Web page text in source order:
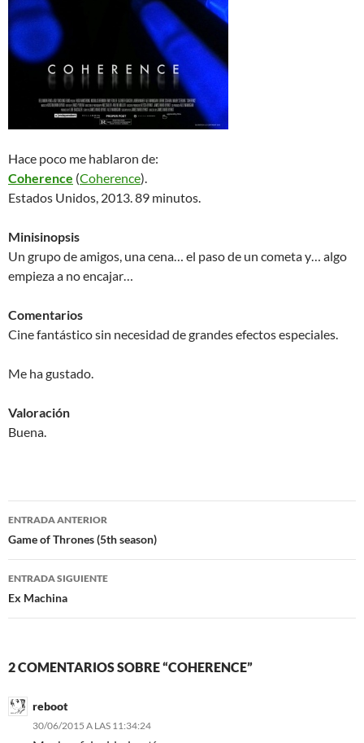
Hace poco me hablaron de:
Coherence (Coherence).
Estados Unidos, 2013. 89 minutos.
Minisinopsis
Un grupo de amigos, una cena… el paso de un cometa y… algo
empieza a no encajar…
Comentarios
Cine fantástico sin necesidad de grandes efectos especiales.
Me ha gustado.
Valoración
Buena.
Navegación
de
entradas
ENTRADA ANTERIOR
Game of Thrones (5th season)
ENTRADA SIGUIENTE
Ex Machina
2 COMENTARIOS SOBRE “COHERENCE”
reboot
30/06/2015 A LAS 11:34:24